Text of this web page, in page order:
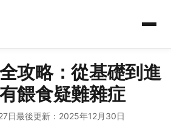
攻略：從基礎到進
餵食疑難雜症
日最後更新：2025年12月30日